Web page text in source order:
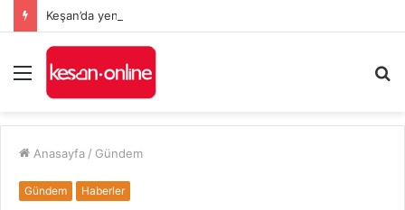
Keşan’da yeni Hükümet Konağı’nın temeli atıldı
Menü
...
Anasayfa / Gündem
Gündem Haberler